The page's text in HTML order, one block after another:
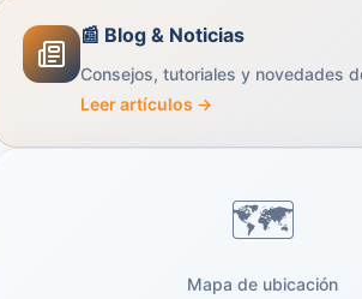
📰 Blog & Noticias
Consejos, tutoriales y novedades
Leer artículos →
Mapa de ubicación